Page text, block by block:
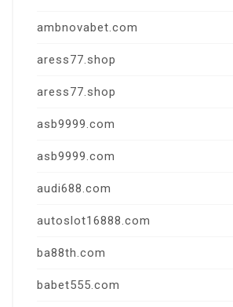
ambnovabet.com
aress77.shop
aress77.shop
asb9999.com
asb9999.com
audi688.com
autoslot16888.com
ba88th.com
babet555.com